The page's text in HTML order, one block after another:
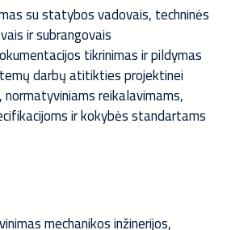
su statybos vadovais, techninės
ir subrangovais
tikrinimas ir pildymas
darbų atitikties projektinei
reikalavimams,
ir kokybės standartams
mechanikos inžinerijos,